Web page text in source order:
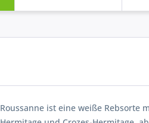
Roussanne ist eine weiße Rebsorte